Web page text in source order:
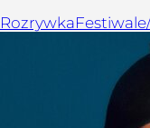
Rozrywka